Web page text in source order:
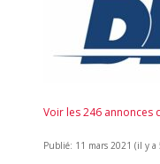
Voir les 246 annonces
Publié: 11 mars 2021 (il y a